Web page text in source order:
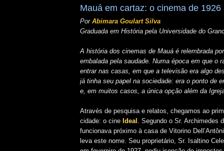
Mauá em cartaz: o cinema de 1926
Por Abimara Goulart Silva
Graduada em História pela Universidade do
A história dos cinemas de Mauá é relembrada
embalada pela saudade. Numa época em que o
entrar nas casas, em que a televisão era algo
já tinha seu papel na sociedade: era o ponto de
e, em muitos casos, a única opção além da
Através de pesquisa e relatos, chegamos ao
cidade: o cine Ideal . Segundo o Sr. Archimedes
funcionava próximo à casa de Vitorino
leva este nome. Seu proprietário, Sr. Isaltino